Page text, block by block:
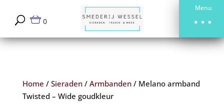
Menu
0
Home / Sieraden/ Armbanden/ Melano armband
Twisted – Wide goudkleur